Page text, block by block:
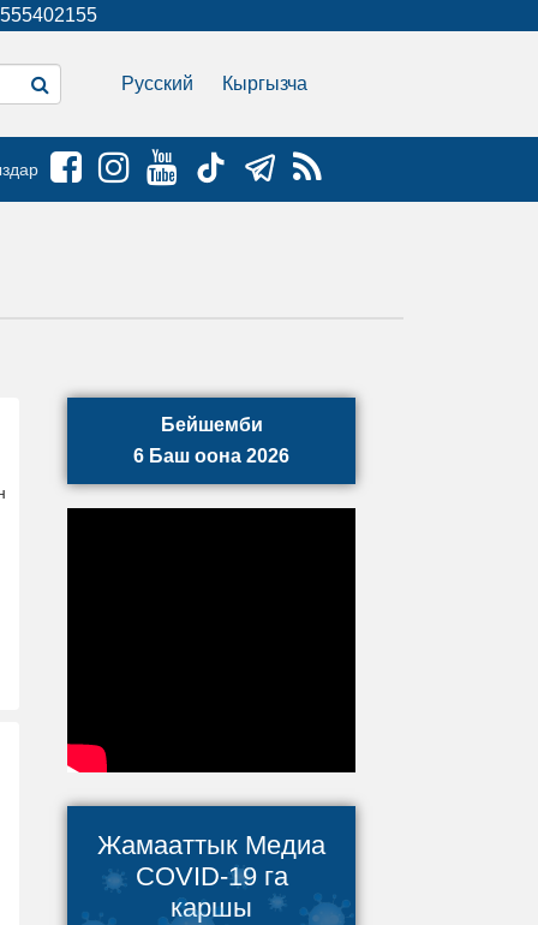
Русский Кыргызча
Бейшемби
6 Баш оона 2026
Жамааттык Медиа
COVID-19 га
каршы